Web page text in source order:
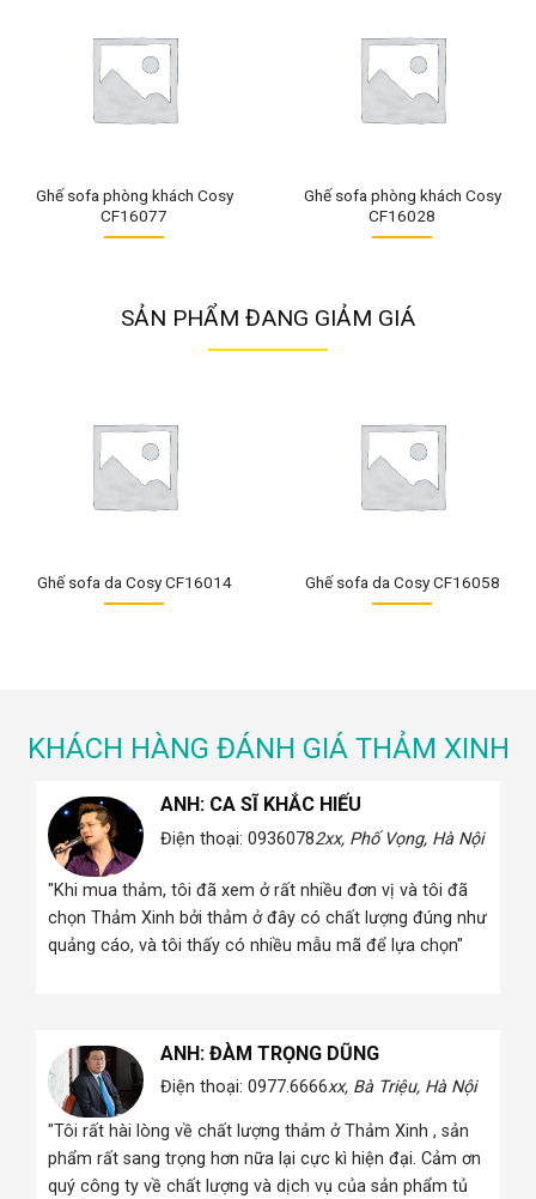
Ghế sofa phòng khách Cosy
CF16077
Ghế sofa phòng khách Cosy
CF16028
SẢN PHẨM ĐANG GIẢM GIÁ
Ghế sofa da Cosy CF16014 Ghế sofa da Cosy CF16058
KHÁCH HÀNG ĐÁNH GIÁ THẢM XINH
ANH: CA SĨ KHẮC HIẾU
Điện thoại: 09360782xx, Phố Vọng, Hà Nội
"Khi mua thảm, tôi đã xem ở rất nhiều đơn vị và tôi đã
chọn Thảm Xinh bởi thảm ở đây có chất lượng đúng như
quảng cáo, và tôi thấy có nhiều mẫu mã để lựa chọn"
ANH: ĐÀM TRỌNG DŨNG
Điện thoại: 0977.6666xx, Bà Triệu, Hà Nội
"Tôi rất hài lòng về chất lượng thảm ở Thảm Xinh , sản
phẩm rất sang trọng hơn nữa lại cực kì hiện đại. Cảm ơn
quý công ty về chất lượng và dịch vụ của sản phẩm tủ